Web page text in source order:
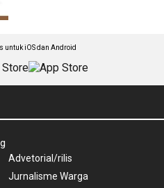
untuk iOS dan Android
Advetorial/rilis
Jurnalisme Warga